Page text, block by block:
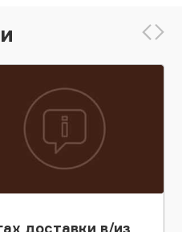
доставки в/из